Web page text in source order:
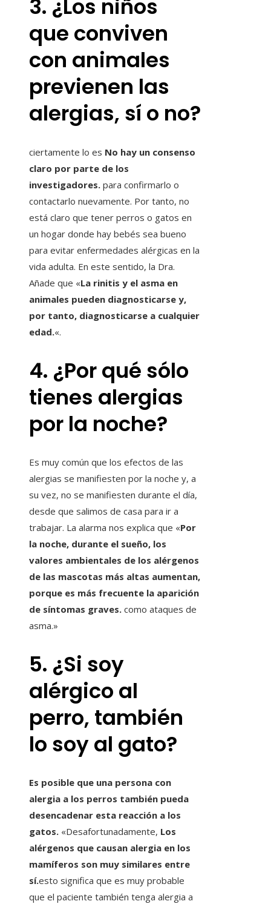
3. ¿Los niños
que conviven
con animales
previenen las
alergias, sí o no?
ciertamente lo es No hay un consenso
claro por parte de los
investigadores. para confirmarlo o
contactarlo nuevamente. Por tanto, no
está claro que tener perros o gatos en
un hogar donde hay bebés sea bueno
para evitar enfermedades alérgicas en la
vida adulta. En este sentido, la Dra.
Añade que «La rinitis y el asma en
animales pueden diagnosticarse y,
por tanto, diagnosticarse a cualquier
edad.«.
4. ¿Por qué sólo
tienes alergias
por la noche?
Es muy común que los efectos de las
alergias se manifiesten por la noche y, a
su vez, no se manifiesten durante el día,
desde que salimos de casa para ir a
trabajar. La alarma nos explica que «Por
la noche, durante el sueño, los
valores ambientales de los alérgenos
de las mascotas más altas aumentan,
porque es más frecuente la aparición
de síntomas graves. como ataques de
asma.»
5. ¿Si soy
alérgico al
perro, también
lo soy al gato?
Es posible que una persona con
alergia a los perros también pueda
desencadenar esta reacción a los
gatos. «Desafortunadamente, Los
alérgenos que causan alergia en los
mamíferos son muy similares entre
sí.esto significa que es muy probable
que el paciente también tenga alergia a